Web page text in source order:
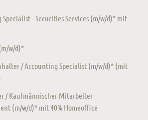
Specialist - Securities Services (m/w/d)* mit
w/d)*
/ Accounting Specialist (m/w/d)* (mit
/ Kaufmännischer Mitarbeiter
(m/w/d)* mit 40% Homeoffice